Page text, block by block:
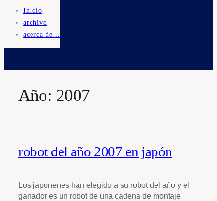
Inicio
archivo
acerca de…
Año: 2007
robot del año 2007 en japón
Los japonenes han elegido a su robot del año y el
ganador es un robot de una cadena de montaje